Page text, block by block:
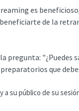
es
de la
pregunta:
que
a su público de su